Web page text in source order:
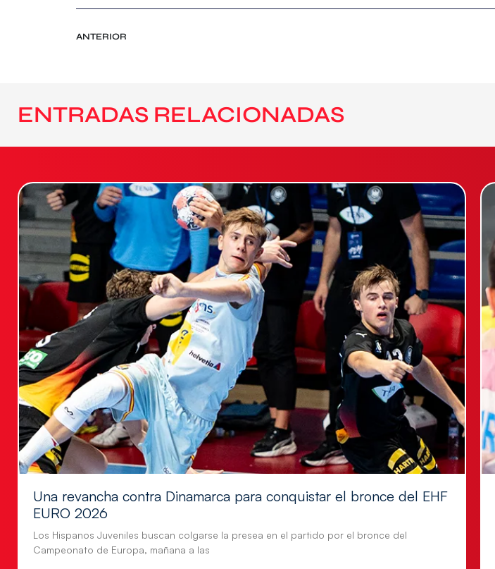
ANTERIOR
ENTRADAS RELACIONADAS
Una revancha contra Dinamarca para conquistar el bronce del EHF
EURO 2026
Los Hispanos Juveniles buscan colgarse la presea en el partido por el bronce del
Campeonato de Europa, mañana a las